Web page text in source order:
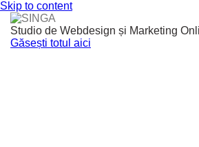
Skip to content
Studio de Webdesign și Marketing
Găsești totul aici